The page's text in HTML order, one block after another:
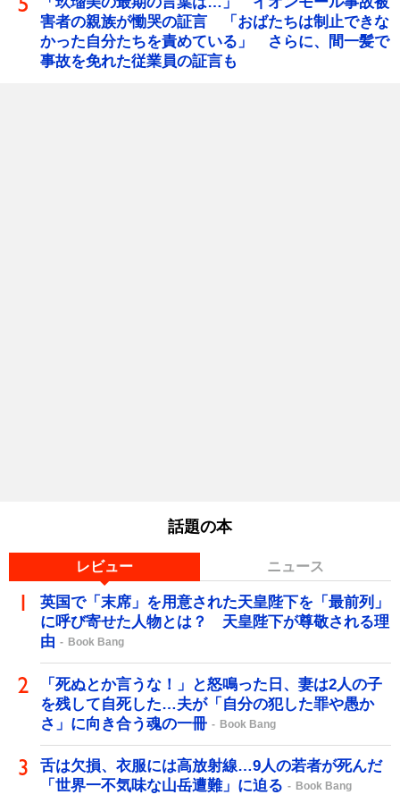
害者の親族が慟哭の証言 「おばたちは制止できな
かった自分たちを責めている」 さらに、間一髪で
事故を免れた従業員の証言も
話題の本
レビュー ニュース
英国で「末席」を用意された天皇陛下を「最前列」
に呼び寄せた人物とは？ 天皇陛下が尊敬される理
由
Book Bang
「死ぬとか言うな！」と怒鳴った日、妻は2人の子
を残して自死した…夫が「自分の犯した罪や愚か
さ」に向き合う魂の一冊
Book Bang
舌は欠損、衣服には高放射線…9人の若者が死んだ
「世界一不気味な山岳遭難」に迫る
Book Bang